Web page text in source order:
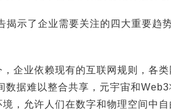
揭示了企业需要关注的四大重要趋
，企业依赖现有的互联网规则，各类
数据难以整合共享，元宇宙和
，允许人们在数字和物理空间中自